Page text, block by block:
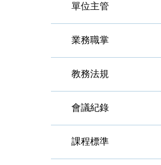
單位主管
業務職掌
教務法規
會議紀錄
課程標準